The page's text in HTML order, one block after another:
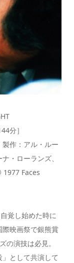
分］
作：アル・ルー
・ローランズ、
Faces
覚し始めた時に
映画祭で銀熊賞
の演技は必見。
として共演して